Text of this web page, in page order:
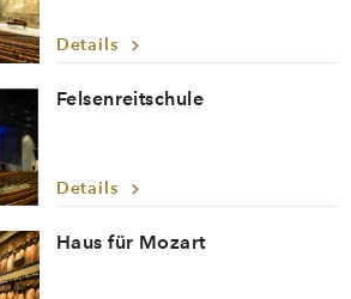
Details
Felsenreitschule
Details
Haus für Mozart